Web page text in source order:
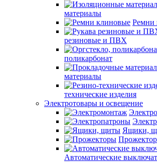
материалы
Ремни
резиновые и ПВХ
поликарбонат
материалы
технические изделия
Электротовары и освещение
Ящики,
Автоматические